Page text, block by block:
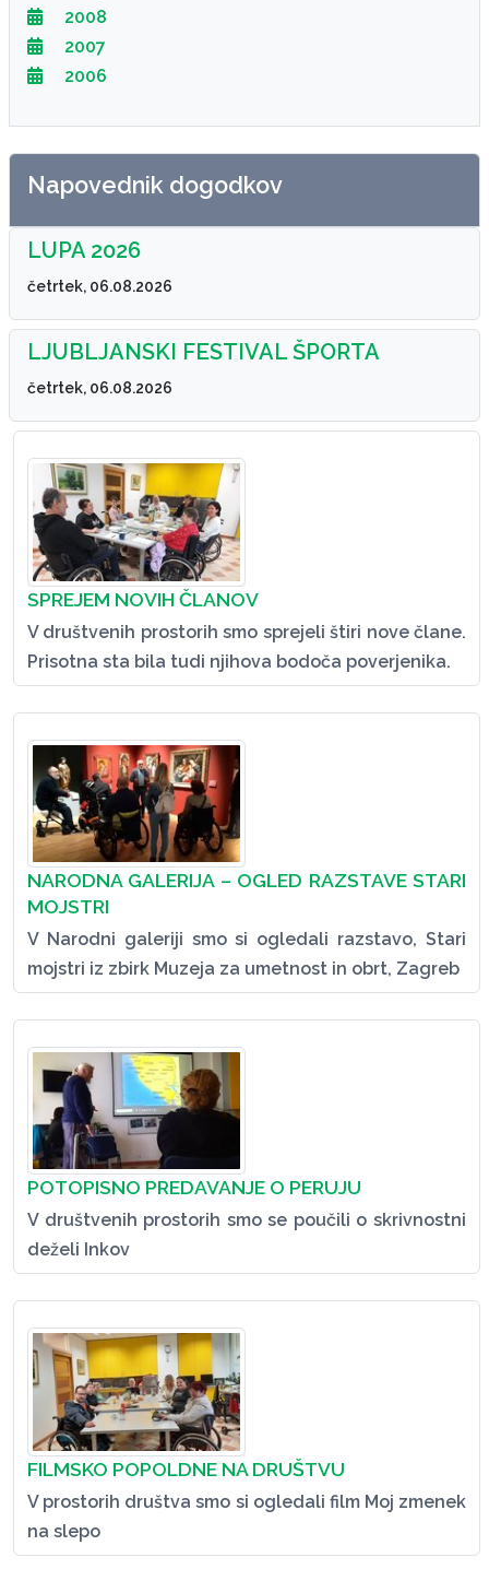
2008
2007
2006
Napovednik dogodkov
LUPA 2026
četrtek, 06.08.2026
LJUBLJANSKI FESTIVAL ŠPORTA
četrtek, 06.08.2026
SPREJEM NOVIH ČLANOV
V društvenih prostorih smo sprejeli štiri nove člane.
Prisotna sta bila tudi njihova bodoča poverjenika.
NARODNA GALERIJA – OGLED RAZSTAVE STARI
MOJSTRI
V Narodni galeriji smo si ogledali razstavo, Stari
mojstri iz zbirk Muzeja za umetnost in obrt, Zagreb
POTOPISNO PREDAVANJE O PERUJU
V društvenih prostorih smo se poučili o skrivnostni
deželi Inkov
FILMSKO POPOLDNE NA DRUŠTVU
V prostorih društva smo si ogledali film Moj zmenek
na slepo